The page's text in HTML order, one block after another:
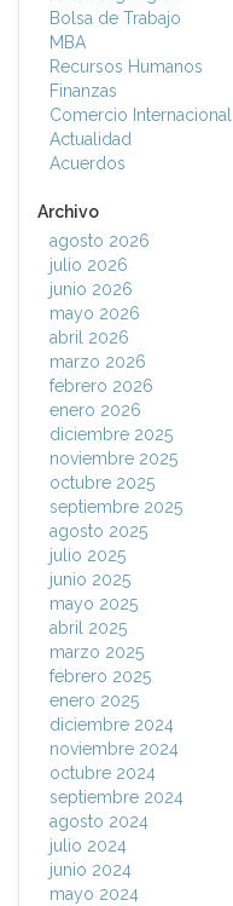
Bolsa de Trabajo
MBA
Recursos Humanos
Finanzas
Comercio Internacional
Actualidad
Acuerdos
Archivo
agosto 2026
julio 2026
junio 2026
mayo 2026
abril 2026
marzo 2026
febrero 2026
enero 2026
diciembre 2025
noviembre 2025
octubre 2025
septiembre 2025
agosto 2025
julio 2025
junio 2025
mayo 2025
abril 2025
marzo 2025
febrero 2025
enero 2025
diciembre 2024
noviembre 2024
octubre 2024
septiembre 2024
agosto 2024
julio 2024
junio 2024
mayo 2024